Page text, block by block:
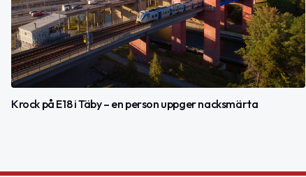
Krock på E18 i Täby – en person uppger nacksmärta